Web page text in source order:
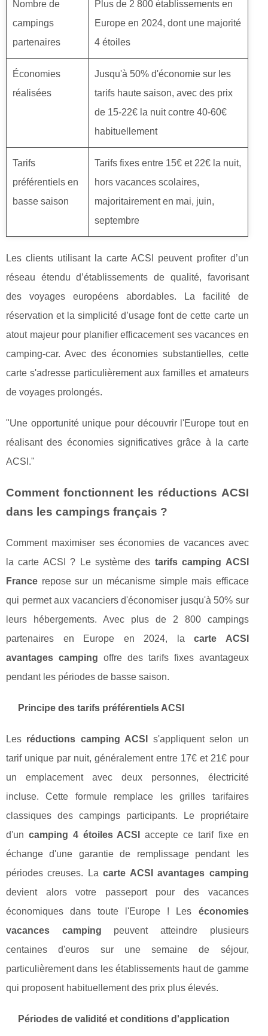
Nombre de
campings
partenaires
Plus de 2 800 établissements en
Europe en 2024, dont une majorité
4 étoiles
Économies
réalisées
Jusqu'à 50% d'économie sur les
tarifs haute saison, avec des prix
de 15-22€ la nuit contre 40-60€
habituellement
Tarifs
préférentiels en
basse saison
Tarifs fixes entre 15€ et 22€ la nuit,
hors vacances scolaires,
majoritairement en mai, juin,
septembre
Les clients utilisant la carte ACSI peuvent profiter d’un
réseau étendu d’établissements de qualité, favorisant
des voyages européens abordables. La facilité de
réservation et la simplicité d’usage font de cette carte un
atout majeur pour planifier efficacement ses vacances en
camping-car. Avec des économies substantielles, cette
carte s'adresse particulièrement aux familles et amateurs
de voyages prolongés.
"Une opportunité unique pour découvrir l'Europe tout en
réalisant des économies significatives grâce à la carte
ACSI."
Comment fonctionnent les réductions ACSI
dans les campings français ?
Comment maximiser ses économies de vacances avec
la carte ACSI ? Le système des tarifs camping ACSI
France repose sur un mécanisme simple mais efficace
qui permet aux vacanciers d'économiser jusqu'à 50% sur
leurs hébergements. Avec plus de 2 800 campings
partenaires en Europe en 2024, lacarte ACSI
avantages camping offre des tarifs fixes avantageux
pendant les périodes de basse saison.
Principe des tarifs préférentiels ACSI
Les réductions camping ACSI
s'appliquent selon un
tarif unique par nuit, généralement entre 17€ et 21€ pour
un emplacement avec deux personnes, électricité
incluse. Cette formule remplace les grilles tarifaires
classiques des campings participants. Le propriétaire
d'un camping 4 étoiles ACSI
accepte ce tarif fixe en
échange d'une garantie de remplissage pendant les
périodes creuses. Lacarte ACSI avantages camping
devient alors votre passeport pour des vacances
économiques dans toute l'Europe ! Les économies
vacances camping peuvent atteindre plusieurs
centaines d'euros sur une semaine de séjour,
particulièrement dans les établissements haut de gamme
qui proposent habituellement des prix plus élevés.
Périodes de validité et conditions d'application